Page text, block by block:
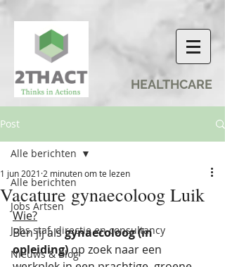
HEALTHCARE
Post
Alle berichten
Jobs Artsen
Jobs staf, directie en consultancy
Nieuws & Blog
Alle berichten
Vacature gynaecoloog Luik
1 jun 2021 2 minuten om te lezen
Wie?
Ben jij als gynaecoloog (in
opleiding) op zoek naar een